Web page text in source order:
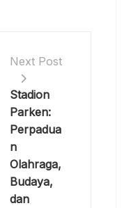
Next Post
Stadion
Parken:
Perpadua
n
Olahraga,
Budaya,
dan